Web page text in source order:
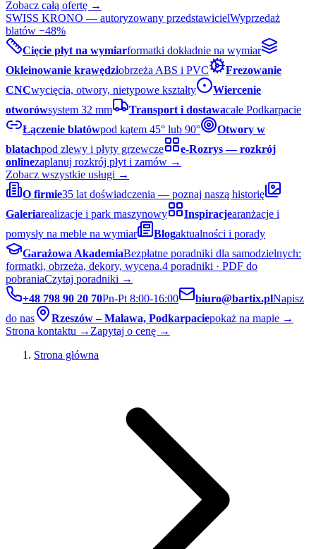
Zobacz całą ofertę →
SWISS KRONO — autoryzowany przedstawicielWyprzedaż
blatów −48%
Cięcie płyt na wymiarformatki dokładnie na wymiar
Okleinowanie krawędziobrzeża ABS i PVC
Frezowanie
CNCwycięcia, otwory, nietypowe kształty
Wiercenie
otworówsystem 32 mm Transport i dostawacałe Podkarpacie
Łączenie blatówpod kątem 45° lub 90°
Otwory w
blatachpod zlewy i płyty grzewcze
e-Rozrys — rozkrój
onlinezaplanuj rozkrój płyt i zamów →
Zobacz wszystkie usługi →
O firmie35 lat doświadczenia — poznaj naszą historię
Galeriarealizacje i park maszynowy Inspiracjearanżacje i
pomysły na meble na wymiar
Blogaktualności i porady
Garażowa AkademiaBezpłatne poradniki dla samodzielnych:
formatki, obrzeża, dekory, wycena.4 poradniki · PDF do
pobraniaCzytaj poradniki →
+48 798 90 20 70Pn-Pt 8:00-16:00 biuro@bartix.plNapisz
do nas
Rzeszów – Malawa, Podkarpaciepokaż na mapie →
Strona kontaktu → Zapytaj o cenę →
Strona główna